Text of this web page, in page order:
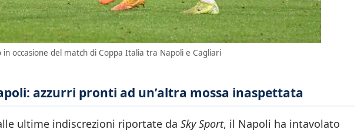
in occasione del match di Coppa Italia tra Napoli e Cagliari
azzurri pronti ad un’altra mossa inaspettata
ultime indiscrezioni riportate da Sky Sport, il Napoli ha intavolato